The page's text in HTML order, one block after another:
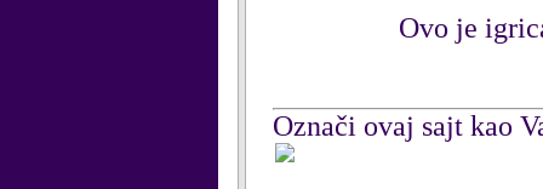
Ovo je
Označi ovaj sajt kao